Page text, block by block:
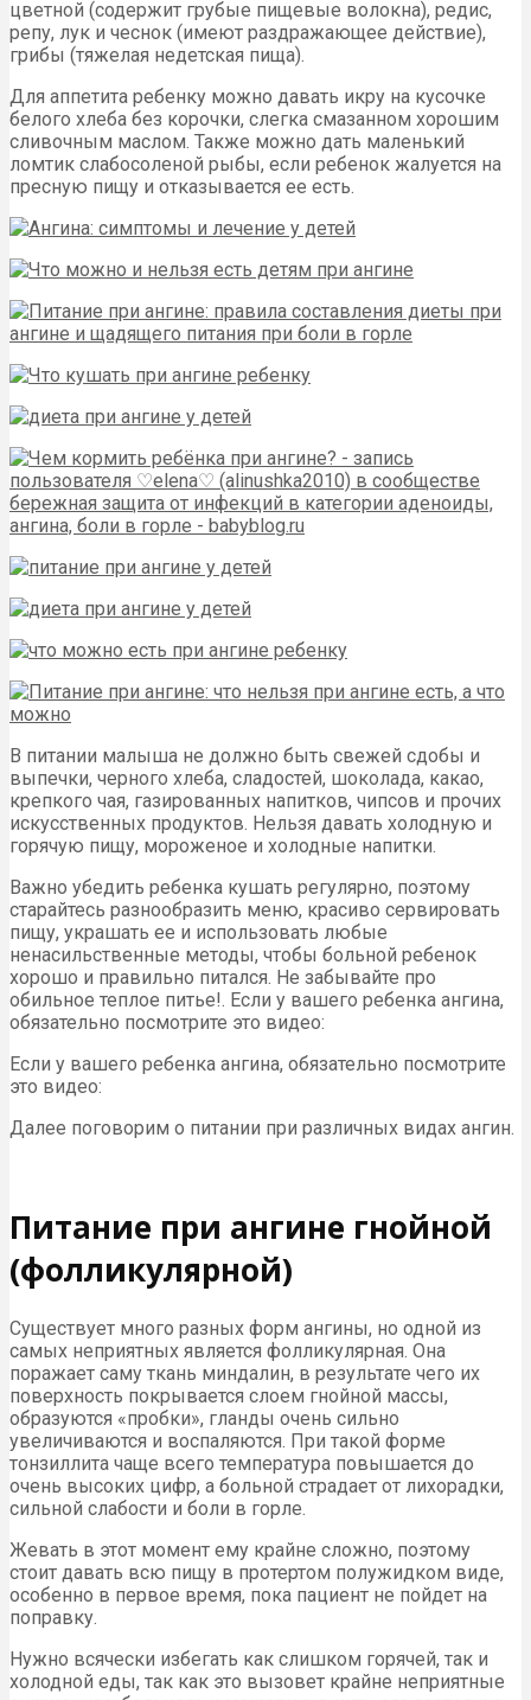
цветной (содержит грубые пищевые волокна), редис,
репу, лук и чеснок (имеют раздражающее действие),
грибы (тяжелая недетская пища).
Для аппетита ребенку можно давать икру на кусочке
белого хлеба без корочки, слегка смазанном хорошим
сливочным маслом. Также можно дать маленький
ломтик слабосоленой рыбы, если ребенок жалуется на
пресную пищу и отказывается ее есть.
В питании малыша не должно быть свежей сдобы и
выпечки, черного хлеба, сладостей, шоколада, какао,
крепкого чая, газированных напитков, чипсов и прочих
искусственных продуктов. Нельзя давать холодную и
горячую пищу, мороженое и холодные напитки.
Важно убедить ребенка кушать регулярно, поэтому
старайтесь разнообразить меню, красиво сервировать
пищу, украшать ее и использовать любые
ненасильственные методы, чтобы больной ребенок
хорошо и правильно питался. Не забывайте про
обильное теплое питье!. Если у вашего ребенка ангина,
обязательно посмотрите это видео:
Если у вашего ребенка ангина, обязательно посмотрите
это видео:
Далее поговорим о питании при различных видах ангин.
Питание при ангине гнойной
(фолликулярной)
Существует много разных форм ангины, но одной из
самых неприятных является фолликулярная. Она
поражает саму ткань миндалин, в результате чего их
поверхность покрывается слоем гнойной массы,
образуются «пробки», гланды очень сильно
увеличиваются и воспаляются. При такой форме
тонзиллита чаще всего температура повышается до
очень высоких цифр, а больной страдает от лихорадки,
сильной слабости и боли в горле.
Жевать в этот момент ему крайне сложно, поэтому
стоит давать всю пищу в протертом полужидком виде,
особенно в первое время, пока пациент не пойдет на
поправку.
Нужно всячески избегать как слишком горячей, так и
холодной еды, так как это вызовет крайне неприятные